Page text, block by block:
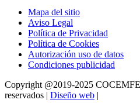
Mapa del sitio
Aviso Legal
Política de Privacidad
Política de Cookies
Autorización uso de datos
Condiciones publicidad
Copyright @2019-2025
reservados | Diseño web |